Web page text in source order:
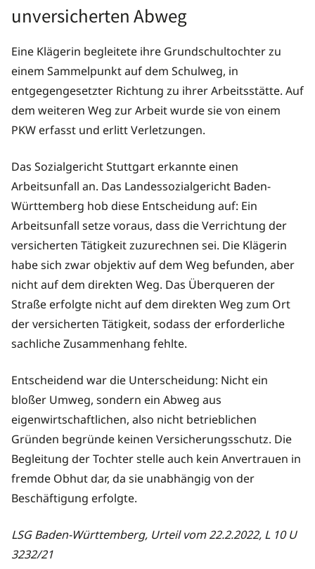
unversicherten Abweg
Eine Klägerin begleitete ihre Grundschultochter zu
einem Sammelpunkt auf dem Schulweg, in
entgegengesetzter Richtung zu ihrer Arbeitsstätte. Auf
dem weiteren Weg zur Arbeit wurde sie von einem
PKW erfasst und erlitt Verletzungen.
Das Sozialgericht Stuttgart erkannte einen
Arbeitsunfall an. Das Landessozialgericht Baden-
Württemberg hob diese Entscheidung auf: Ein
Arbeitsunfall setze voraus, dass die Verrichtung der
versicherten Tätigkeit zuzurechnen sei. Die Klägerin
habe sich zwar objektiv auf dem Weg befunden, aber
nicht auf dem direkten Weg. Das Überqueren der
Straße erfolgte nicht auf dem direkten Weg zum Ort
der versicherten Tätigkeit, sodass der erforderliche
sachliche Zusammenhang fehlte.
Entscheidend war die Unterscheidung: Nicht ein
bloßer Umweg, sondern ein Abweg aus
eigenwirtschaftlichen, also nicht betrieblichen
Gründen begründe keinen Versicherungsschutz. Die
Begleitung der Tochter stelle auch kein Anvertrauen in
fremde Obhut dar, da sie unabhängig von der
Beschäftigung erfolgte.
LSG Baden-Württemberg, Urteil vom 22.2.2022, L 10 U
3232/21